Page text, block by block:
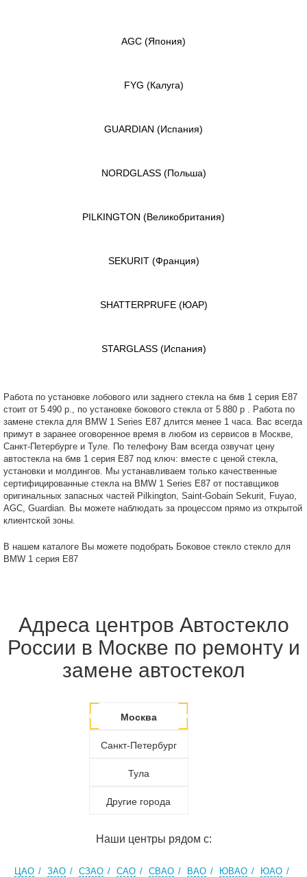
AGC (Япония)
FYG (Калуга)
GUARDIAN (Испания)
NORDGLASS (Польша)
PILKINGTON (Великобритания)
SEKURIT (Франция)
SHATTERPRUFE (ЮАР)
STARGLASS (Испания)
Работа по установке лобового или заднего стекла на бмв 1 серия E87
стоит от 5 490 р., по установке бокового стекла от 5 880 р . Работа по
замене стекла для BMW 1 Series E87 длится менее 1 часа. Вас всегда
примут в заранее оговоренное время в любом из сервисов в Москве,
Санкт-Петербурге и Туле. По телефону Вам всегда озвучат цену
автостекла на бмв 1 серия E87 под ключ: вместе с ценой стекла,
установки и молдингов. Мы устанавливаем только качественные
сертифицированные стекла на BMW 1 Series E87 от поставщиков
оригинальных запасных частей Pilkington, Saint-Gobain Sekurit, Fuyao,
AGC, Guardian. Вы можете наблюдать за процессом прямо из открытой
клиентской зоны.
В нашем каталоге Вы можете подобрать Боковое стекло стекло для
BMW 1 серия E87
Адреса центров Автостекло
России в Москве по ремонту и
замене автостекол
Москва
Санкт-Петербург
Тула
Другие города
Наши центры рядом с:
ЦАО ЗАО СЗАО САО СВАО ВАО ЮВАО ЮАО